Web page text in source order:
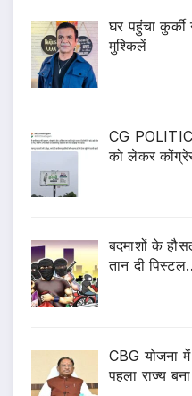
घर पहुंचा कुर्की
मुश्किलें
CG
को लेकर
बदमाशों के
तान दी
CBG योजना
पहला राज्य